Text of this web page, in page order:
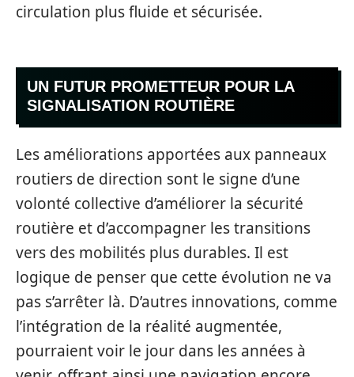
circulation plus fluide et sécurisée.
UN FUTUR PROMETTEUR POUR LA
SIGNALISATION ROUTIÈRE
Les améliorations apportées aux panneaux
routiers de direction sont le signe d’une
volonté collective d’améliorer la sécurité
routière et d’accompagner les transitions
vers des mobilités plus durables. Il est
logique de penser que cette évolution ne va
pas s’arrêter là. D’autres innovations, comme
l’intégration de la réalité augmentée,
pourraient voir le jour dans les années à